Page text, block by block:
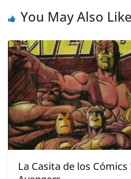
You May Also Like
La Casita de los Cómics